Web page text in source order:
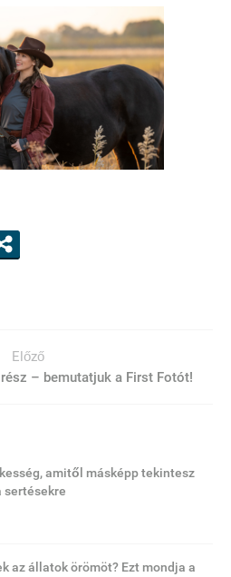
Előző
– bemutatjuk a First Fotót!
amitől másképp tekintesz
sertésekre
az állatok örömöt? Ezt mondja a